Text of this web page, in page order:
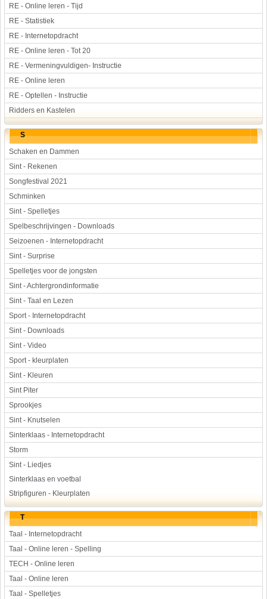
RE - Online leren - Tijd
RE - Statistiek
RE - Internetopdracht
RE - Online leren - Tot 20
RE - Vermeningvuldigen- Instructie
RE - Online leren
RE - Optellen - Instructie
Ridders en Kastelen
S
Schaken en Dammen
Sint - Rekenen
Songfestival 2021
Schminken
Sint - Spelletjes
Spelbeschrijvingen - Downloads
Seizoenen - Internetopdracht
Sint - Surprise
Spelletjes voor de jongsten
Sint - Achtergrondinformatie
Sint - Taal en Lezen
Sport - Internetopdracht
Sint - Downloads
Sint - Video
Sport - kleurplaten
Sint - Kleuren
Sint Piter
Sprookjes
Sint - Knutselen
Sinterklaas - Internetopdracht
Storm
Sint - Liedjes
Sinterklaas en voetbal
Stripfiguren - Kleurplaten
T
Taal - Internetopdracht
Taal - Online leren - Spelling
TECH - Online leren
Taal - Online leren
Taal - Spelletjes